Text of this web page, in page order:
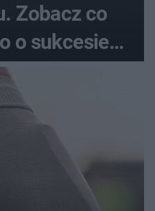
Zobacz co
o sukcesie